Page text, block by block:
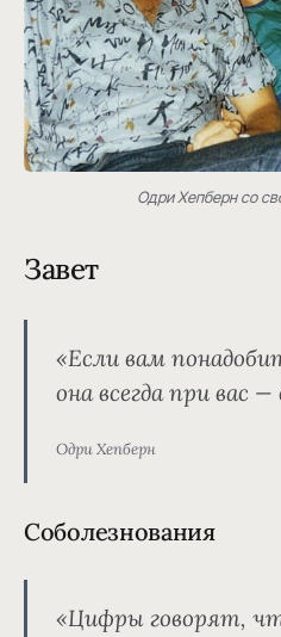
Одри Хепберн со
Завет
«Если вам
она всегда при вас
Одри Хепберн
Соболезнования
«Цифры говорят,